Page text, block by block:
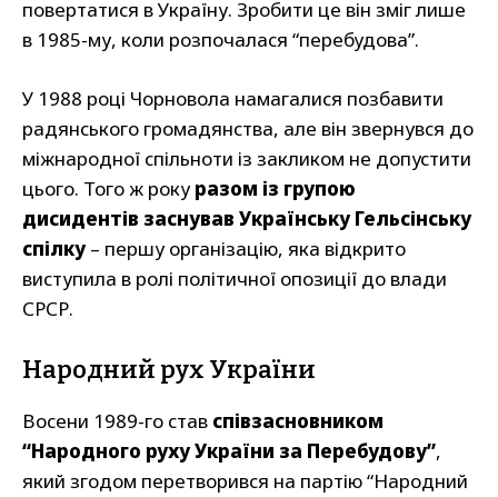
повертатися в Україну. Зробити це він зміг лише
в 1985-му, коли розпочалася “перебудова”.
У 1988 році Чорновола намагалися позбавити
радянського громадянства, але він звернувся до
міжнародної спільноти із закликом не допустити
цього. Того ж року разом із групою
дисидентів заснував Українську Гельсінську
спілку– першу організацію, яка відкрито
виступила в ролі політичної опозиції до влади
СРСР.
Народний рух України
Восени 1989-го став співзасновником
“Народного руху України за Перебудову”,
який згодом перетворився на партію “Народний